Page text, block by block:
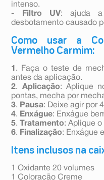
intenso.
-
Filtro UV: ajuda
desbotamento causado
Como usar a
Vermelho Carmim:
1 . Faça o teste de
antes da aplicação.
2. Aplicação: Aplique
pontas, mecha por
3. Pausa: Deixe agir por
4. Enxágue: Enxágue
5. Tratamento: Aplique o
6. Finalização: Enxágue
Itens inclusos na
1 Oxidante 20 volumes
1 Coloração Creme